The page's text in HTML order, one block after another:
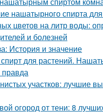
нашатырного спирта
цветов на литр воды:
и болезней
История и значение
для растений.
правда
участков: лучшие
огород от тени: 8